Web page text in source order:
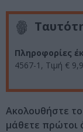
Πληροφορίες
4567-1, Τιμή €
Ακολουθήστε
μάθετε πρώτοι